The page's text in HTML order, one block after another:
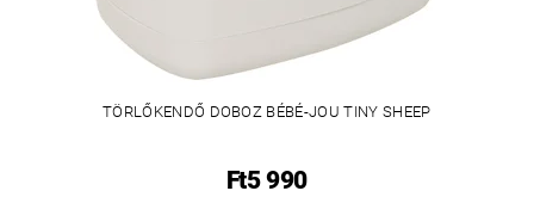
TÖRLŐKENDŐ DOBOZ BÉBÉ-JOU TINY SHEEP
Ft5 990